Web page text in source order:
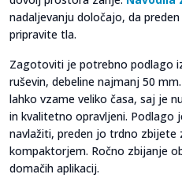
nadaljevanju določajo, da
pripravite tla.
Zagotoviti je potrebno podlago
ruševin, debeline najmanj 50
lahko vzame veliko časa, saj je
in kvalitetno opravljeni. Podlago
navlažiti, preden jo trdno zbijete
kompaktorjem. Ročno zbijanje
domačih aplikacij.